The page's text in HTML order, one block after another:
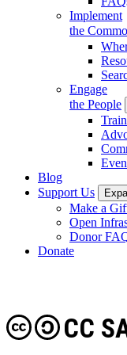
Implement
the
Engage
the People
Blog
Support Us
Make a
Open
Donor
Donate
CC